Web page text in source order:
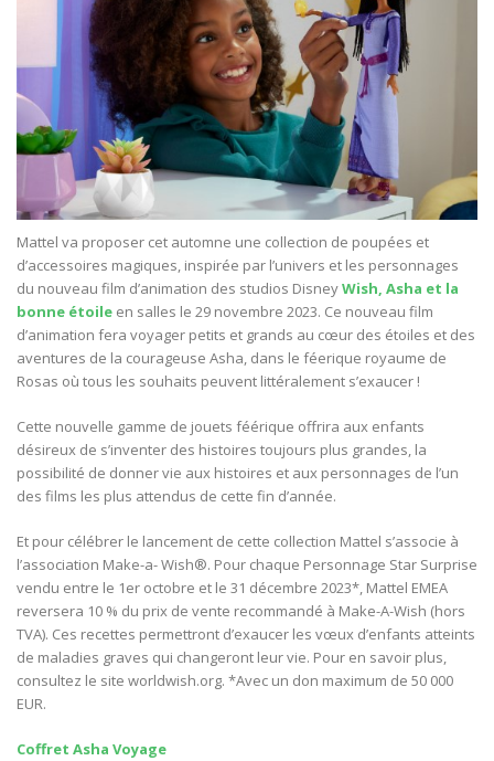
Mattel va proposer cet automne une collection de poupées et
d’accessoires magiques, inspirée par l’univers et les personnages
du nouveau film d’animation des studios DisneyWish, Asha et la
bonne étoile en salles le 29 novembre 2023. Ce nouveau film
d’animation fera voyager petits et grands au cœur des étoiles et des
aventures de la courageuse Asha, dans le féerique royaume de
Rosas où tous les souhaits peuvent littéralement s’exaucer !
Cette nouvelle gamme de jouets féérique offrira aux enfants
désireux de s’inventer des histoires toujours plus grandes, la
possibilité de donner vie aux histoires et aux personnages de l’un
des films les plus attendus de cette fin d’année.
Et pour célébrer le lancement de cette collection Mattel s’associe à
l’association Make-a- Wish®. Pour chaque Personnage Star Surprise
vendu entre le 1er octobre et le 31 décembre 2023*, Mattel EMEA
reversera 10 % du prix de vente recommandé à Make-A-Wish (hors
TVA). Ces recettes permettront d’exaucer les vœux d’enfants atteints
de maladies graves qui changeront leur vie. Pour en savoir plus,
consultez le site worldwish.org. *Avec un don maximum de 50 000
EUR.
Coffret Asha Voyage